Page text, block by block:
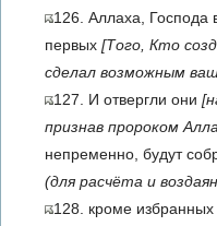
126. Аллаха, Господа
первых [Того, Кто
сделал возможным
127. И отвергли они
признав пророком
непременно, будут
(для расчёта и
128. кроме